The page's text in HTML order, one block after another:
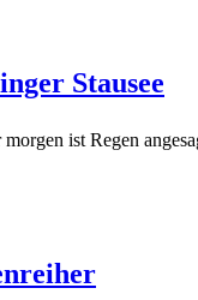
Stausee
ist Regen